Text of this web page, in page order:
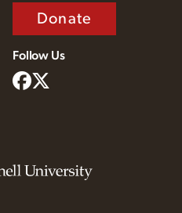
Donate
Follow Us